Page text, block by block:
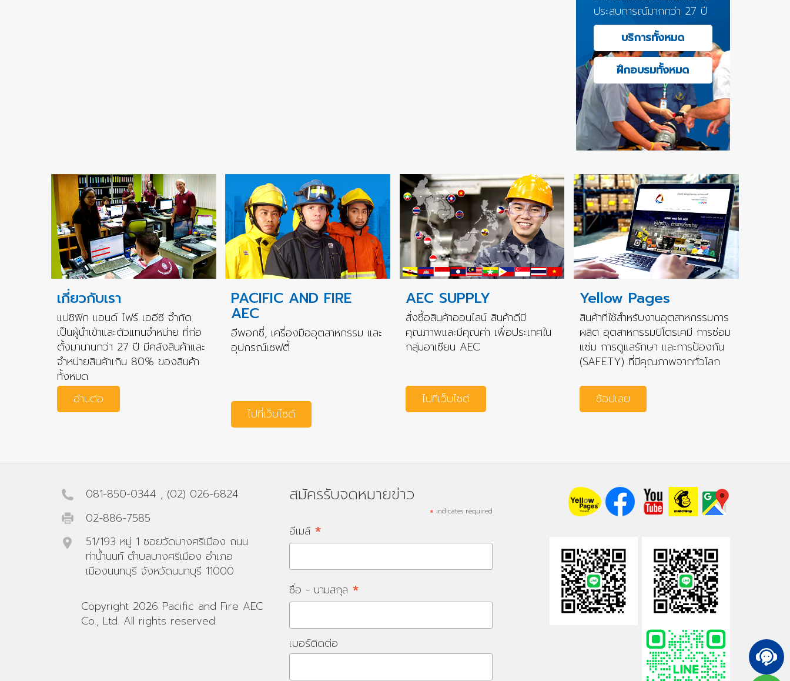
ประสบการณ์มากกว่า 27 ปี
บริการทั้งหมด
ฝึกอบรมทั้งหมด
เกี่ยวกับเรา
แปซิฟิก แอนด์ ไฟร์ เออีซี จำกัด
เป็นผู้นำเข้าและตัวแทนจำหน่าย ที่ก่อ
ตั้งมานานกว่า 27 ปี มีคลังสินค้าและ
จำหน่ายสินค้าเกิน 80% ของสินค้า
ทั้งหมด
อ่านต่อ
PACIFIC AND FIRE
AEC
อีพอกซี่, เครื่องมืออุตสาหกรรม และ
อุปกรณ์เซฟตี้
ไปที่เว็บไซต์
AEC SUPPLY
สั่งซื้อสินค้าออนไลน์ สินค้าดีมี
คุณภาพและมีคุณค่า เพื่อประเทศใน
กลุ่มอาเซียน AEC
ไปที่เว็บไซต์
Yellow Pages
สินค้าที่ใช้สำหรับงานอุตสาหกรรมการ
ผลิต อุตสาหกรรมปิโตรเคมี การซ่อม
แซ่ม การดูแลรักษา และการป้องกัน
(SAFETY) ที่มีคุณภาพจากทั่วโลก
ช้อปเลย
081-850-0344 , (02) 026-6824
02-886-7585
51/193 หมู่ 1 ซอยวัดบางศรีเมือง ถนน
ท่าน้ำนนท์ ตำบลบางศรีเมือง อำเภอ
เมืองนนทบุรี จังหวัดนนทบุรี 11000
Copyright 2026 Pacific and Fire AEC
Co., Ltd. All rights reserved.
สมัครรับจดหมายข่าว
* indicates required
อีเมล์ *
ชื่อ - นามสกุล *
เบอร์ติดต่อ